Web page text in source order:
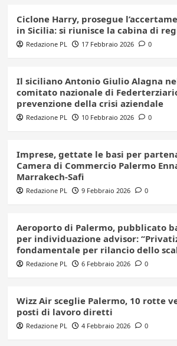
Ciclone Harry, prosegue
in Sicilia: si riunisce la cabina di
Redazione PL 17 Febbraio 2026 0
Il siciliano Antonio Giulio Alagna
comitato nazionale di
prevenzione della crisi aziendale
Redazione PL 10 Febbraio 2026 0
Imprese, gettate le basi per
Camera di Commercio Palermo
Marrakech-Safi
Redazione PL 9 Febbraio 2026 0
Aeroporto di Palermo, pubblicato
per individuazione advisor:
fondamentale per rilancio dello
Redazione PL 6 Febbraio 2026 0
Wizz Air sceglie Palermo, 10 rotte
posti di lavoro diretti
Redazione PL 4 Febbraio 2026 0